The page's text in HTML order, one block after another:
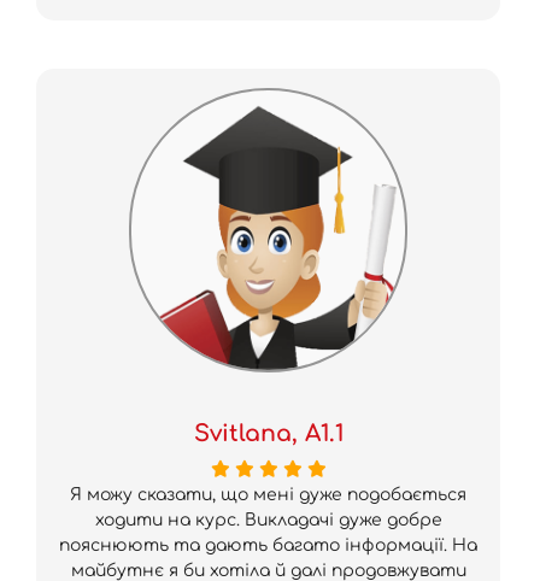
Svitlana, A1.1
Я можу сказати, що мені дуже подобається
ходити на курс. Викладачі дуже добре
пояснюють та дають багато інформації. На
майбутнє я би хотіла й далі продовжувати